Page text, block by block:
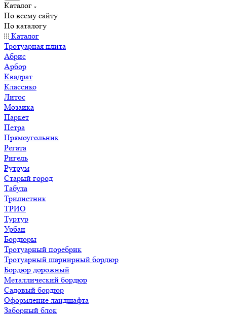
Каталог
По всему сайту
По каталогу
Каталог
Тротуарная плита
Абрис
Арбор
Квадрат
Классико
Литос
Мозаика
Паркет
Петра
Прямоугольник
Регата
Ригель
Рутрум
Старый город
Табула
Трилистник
ТРИО
Туртур
Урбан
Бордюры
Тротуарный поребрик
Тротуарный шарнирный бордюр
Бордюр дорожный
Металлический бордюр
Садовый бордюр
Оформление ландшафта
Заборный блок